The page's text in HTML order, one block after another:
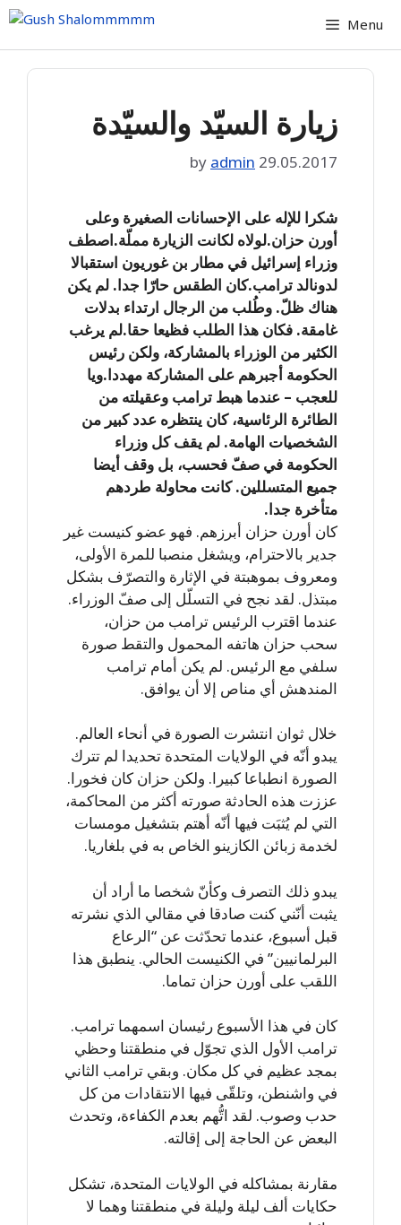
Skip
content
Menu
زيارة السيّد والسيّدة
29.05.2017
by admin
شكرا للإله على الإحسانات الصغيرة وعلى
أورن حزان.لولاه لكانت الزيارة مملّة.اصطف
وزراء إسرائيل في مطار بن غوريون استقبالا
لدونالد ترامب.كان الطقس حارّا جدا. لم يكن
هناك ظلّ. وطُلب من الرجال ارتداء بدلات
غامقة. فكان هذا الطلب فظيعا حقا.لم يرغب
الكثير من الوزراء بالمشاركة، ولكن رئيس
الحكومة أجبرهم على المشاركة مهددا.ويا
للعجب – عندما هبط ترامب وعقيلته من
الطائرة الرئاسية، كان ينتظره عدد كبير من
الشخصيات الهامة. لم يقف كل وزراء
الحكومة في صفّ فحسب، بل وقف أيضا
جميع المتسللين. كانت محاولة طردهم
متأخرة جدا.
كان أورن حزان أبرزهم. فهو عضو كنيست غير
جدير بالاحترام، ويشغل منصبا للمرة الأولى،
ومعروف بموهبتة في الإثارة والتصرّف بشكل
مبتذل. لقد نجح في التسلّل إلى صفّ الوزراء.
عندما اقترب الرئيس ترامب من حزان،
سحب حزان هاتفه المحمول والتقط صورة
سلفي مع الرئيس. لم يكن أمام ترامب
المندهش أي مناص إلا أن يوافق.
خلال ثوان انتشرت الصورة في أنحاء العالم.
يبدو أنّه في الولايات المتحدة تحديدا لم تترك
الصورة انطباعا كبيرا. ولكن حزان كان فخورا.
عززت هذه الحادثة صورته أكثر من المحاكمة،
التي لم يُثبَت فيها أنّه أهتم بتشغيل مومسات
لخدمة زبائن الكازينو الخاص به في بلغاريا.
يبدو ذلك التصرف وكأنّ شخصا ما أراد أن
يثبت أنّني كنت صادقا في مقالي الذي نشرته
قبل أسبوع، عندما تحدّثت عن “الرعاع
البرلمانيين” في الكنيست الحالي. ينطبق هذا
اللقب على أورن حزان تماما.
كان في هذا الأسبوع رئيسان اسمهما ترامب.
ترامب الأول الذي تجوّل في منطقتنا وحظي
بمجد عظيم في كل مكان. وبقي ترامب الثاني
في واشنطن، وتلقّى فيها الانتقادات من كل
حدب وصوب. لقد اتُّهم بعدم الكفاءة، وتحدث
البعض عن الحاجة إلى إقالته.
مقارنة بمشاكله في الولايات المتحدة، تشكل
حكايات ألف ليلة وليلة في منطقتنا وهما لا